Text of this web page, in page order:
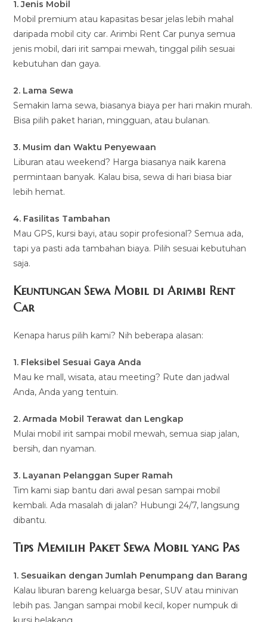
1. Jenis Mobil
Mobil premium atau kapasitas besar jelas lebih mahal
daripada mobil city car. Arimbi Rent Car punya semua
jenis mobil, dari irit sampai mewah, tinggal pilih sesuai
kebutuhan dan gaya.
2. Lama Sewa
Semakin lama sewa, biasanya biaya per hari makin murah.
Bisa pilih paket harian, mingguan, atau bulanan.
3. Musim dan Waktu Penyewaan
Liburan atau weekend? Harga biasanya naik karena
permintaan banyak. Kalau bisa, sewa di hari biasa biar
lebih hemat.
4. Fasilitas Tambahan
Mau GPS, kursi bayi, atau sopir profesional? Semua ada,
tapi ya pasti ada tambahan biaya. Pilih sesuai kebutuhan
saja.
Keuntungan Sewa Mobil di Arimbi Rent
Car
Kenapa harus pilih kami? Nih beberapa alasan:
1. Fleksibel Sesuai Gaya Anda
Mau ke mall, wisata, atau meeting? Rute dan jadwal
Anda, Anda yang tentuin.
2. Armada Mobil Terawat dan Lengkap
Mulai mobil irit sampai mobil mewah, semua siap jalan,
bersih, dan nyaman.
3. Layanan Pelanggan Super Ramah
Tim kami siap bantu dari awal pesan sampai mobil
kembali. Ada masalah di jalan? Hubungi 24/7, langsung
dibantu.
Tips Memilih Paket Sewa Mobil yang Pas
1. Sesuaikan dengan Jumlah Penumpang dan Barang
Kalau liburan bareng keluarga besar, SUV atau minivan
lebih pas. Jangan sampai mobil kecil, koper numpuk di